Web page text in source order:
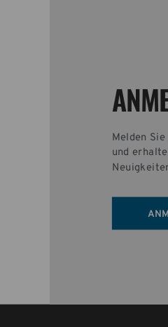
Melden
und